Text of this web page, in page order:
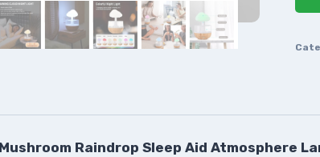
Raindrop Sleep Aid Atmosphere